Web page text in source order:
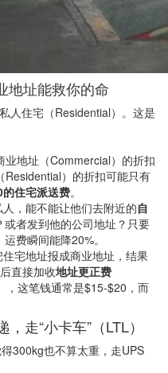
地址能救你的命
人住宅（Residential）。这是
业地址（Commercial）的折扣
）的折扣可能只有
住宅派送费。
，能不能让他们去附近的自
或者发到他的公司地址？只要
费瞬间能降20%。
宅地址报成商业地址，结果
直接加收地址更正费
，这笔钱通常是$15-$20，而
走“小卡车”（LTL）
300kg也不算太重，走UPS